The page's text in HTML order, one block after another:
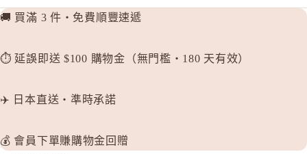
🚚 買滿 3 件・免費順豐速遞
⏱️ 延誤即送 $100 購物金（無門檻・180 天有效）
✈️ 日本直送・準時承諾
💰 會員下單賺購物金回贈